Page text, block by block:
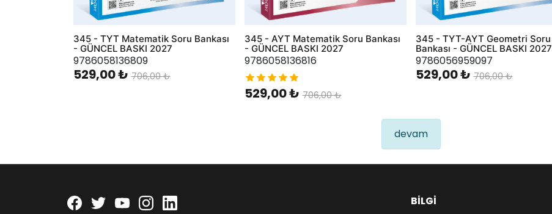
345 - TYT Matematik Soru Bankası
- GÜNCEL BASKI 2027
9786058136809
529,00 ₺ 706,00 ₺
345 - AYT Matematik Soru Bankası
- GÜNCEL BASKI 2027
9786058136816
529,00 ₺ 706,00 ₺
345 - TYT-AYT Geometri Soru
Bankası - GÜNCEL BASKI 2027
9786056959097
529,00 ₺ 706,00 ₺
devam
Facebook
twitteryoutubeinstagram BILGI